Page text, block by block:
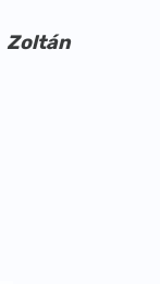
javasolt
°C
Zoltán